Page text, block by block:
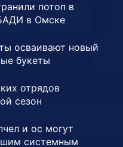
потоп в
в Омске
осваивают новый
букеты
отрядов
сезон
и ос могут
системным